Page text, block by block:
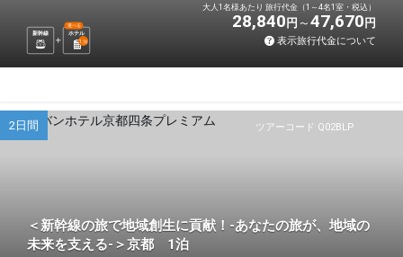
新幹線 ホテル
選べる
1 泊
大人1名様あたり 旅行代金（1～4名1室・税込）
28,840 円 47,670 円
表示旅行代金について
ツアーコード Q02BLP
2日間
＜新幹線の旅で地域創生に貢献！-あなたの旅が、地域の
未来を支える-＞京都 1泊